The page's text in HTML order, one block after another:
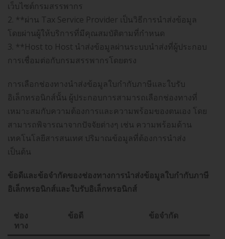
เว็บไซต์กรมสรรพากร
2. **ผ่าน Tax Service Provider เป็นวิธีการนำส่งข้อมูล
โดยผ่านผู้ให้บริการที่มีคุณสมบัติตามที่กำหนด
3. **Host to Host นําส่งข้อมูลผ่านระบบนําส่งที่ผู้ประกอบ
การเชื่อมต่อกับกรมสรรพากรโดยตรง
การเลือกช่องทางนำส่งข้อมูลใบกำกับภาษีและใบรับ
อิเล็กทรอนิกส์นั้น ผู้ประกอบการสามารถเลือกช่องทางที่
เหมาะสมกับความต้องการและความพร้อมของตนเอง โดย
สามารถพิจารณาจากปัจจัยต่างๆ เช่น ความพร้อมด้าน
เทคโนโลยีสารสนเทศ ปริมาณข้อมูลที่ต้องการนำส่ง
เป็นต้น
ข้อดีและข้อจำกัดของช่องทางการนำส่งข้อมูลใบกำกับภาษี
อิเล็กทรอนิกส์และใบรับอิเล็กทรอนิกส์
ช่อง
ทาง
ข้อดี ข้อจำกัด